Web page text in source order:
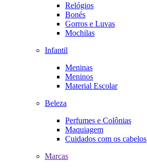
Relógios
Bonés
Gorros e Luvas
Mochilas
Infantil
Meninas
Meninos
Material Escolar
Beleza
Perfumes e Colônias
Maquiagem
Cuidados com os cabelos
Marcas